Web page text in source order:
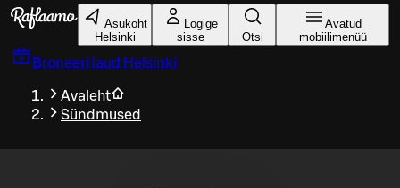
Liigu peamise sisu juurde
Asukoht
Helsinki
Logige
sisse
Otsi
Avatud
mobiilimenüü
Broneeri laud Helsinki
Avaleht
Sündmused